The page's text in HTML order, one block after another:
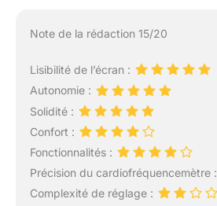
Note de la rédaction 15/20
Lisibilité de l’écran :
Autonomie :
Solidité :
Confort :
Fonctionnalités :
Précision du cardiofréquencemètre :
Complexité de réglage :